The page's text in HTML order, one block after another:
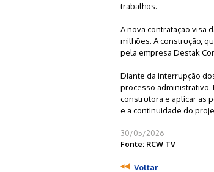
trabalhos.
A nova contratação visa
milhões. A construção,
pela empresa Destak
Diante da interrupção
processo administrativo.
construtora e aplicar as
e a continuidade do
30/05/2026
Fonte: RCW TV
Voltar